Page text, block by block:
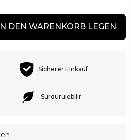
IN DEN WARENKORB LEGEN
Sicherer Einkauf
Sürdürülebilir